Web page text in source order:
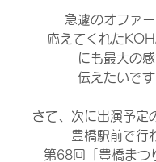
急遽のオファー
応えてくれた
にも最大の
伝えたいです
さて、次に出演予定
豊橋駅前で行
第68回「豊橋まつ